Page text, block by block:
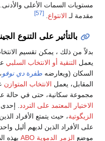
مستويات السمات الأعلى
مقدمة لـ الانتواع [57]
بالتأثير على التنوع
بدلاً من ذلك ، يمكن تقسيم
يعمل التنقية أو الانتخاب السلبي
السكان (ويعارضه طفرة دي نوفو
المقابل، يعمل الانتخاب المتوازن
مجموعة سكانية، حتى في حالة
الاختيار المعتمد على التردد.
الزيگوتية، حيث يتمتع الأفراد
على الأفراد الذين لديهم أليل
موضع الزمر الدموية ABO بهذه